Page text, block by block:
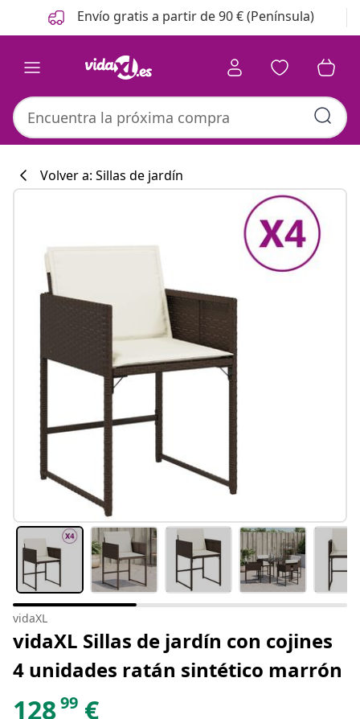
Anterior
Siguiente Envío gratis a partir de 90 € (Península)
#sharemevidaxl
Colección de
Volver a: Sillas de jardín
vidaXL
vidaXL Sillas de jardín con cojines
4 unidades ratán sintético marrón
12899 €